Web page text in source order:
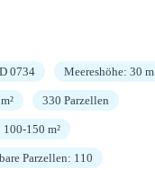
0734 Meereshöhe: 30 m
330 Parzellen
100-150 m²
Parzellen: 110